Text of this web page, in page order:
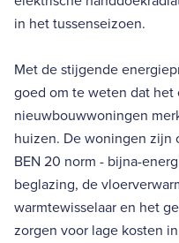
in het tussenseizoen.
Met de stijgende
goed om te weten dat het
nieuwbouwwoningen
huizen. De woningen zijn
BEN 20 norm - bijna-
beglazing, de
warmtewisselaar en het
zorgen voor lage kosten